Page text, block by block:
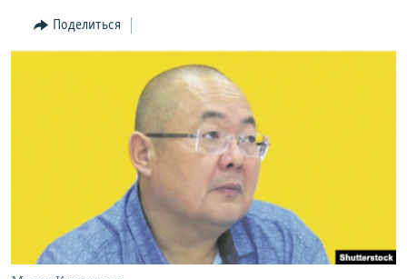
поискуЎЗБЕКЧАПоделиться